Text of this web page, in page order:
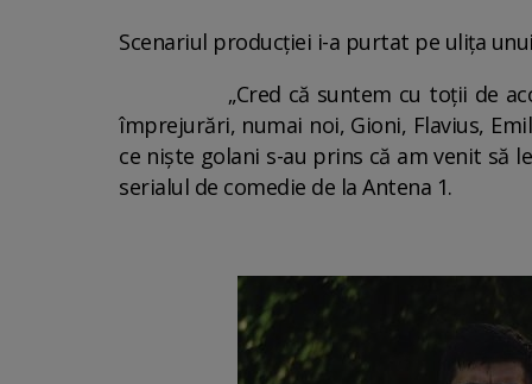
Scenariul producţiei i-a purtat pe uliţa
„Cred că suntem cu toţii de acord
împrejurări, numai noi, Gioni, Flavius,
ce nişte golani s-au prins că am venit să
serialul de comedie de la Antena 1.